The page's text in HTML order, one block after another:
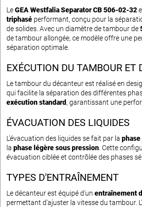
LeGEA Westfalia Separator CB 506-02-32
triphasé performant, conçu pour la
de solides. Avec un diamètre de tambour de
de tambour allongée, ce modèle offre une
séparation optimale.
EXÉCUTION DU TAMBOUR ET
Le tambour du décanteur est réalisé en
qui facilite la séparation des différentes
exécution standard , garantissant une
ÉVACUATION DES LIQUIDES
L'évacuation des liquides se fait par la
la phase légère sous pression . Cette
évacuation ciblée et contrôlée des phases
TYPES D'ENTRAÎNEMENT
Le décanteur est équipé d'un entraînement
permettant d'ajuster la vitesse du tambour. L'